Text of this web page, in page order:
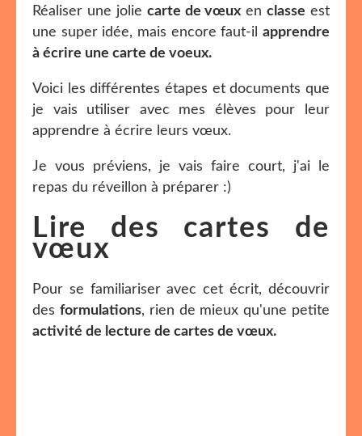
Réaliser une jolie carte de vœux enclasse est
une super idée, mais encore faut-il apprendre
à écrire une carte de voeux.
Voici les différentes étapes et documents que
je vais utiliser avec mes élèves pour leur
apprendre à écrire leurs vœux.
Je vous préviens, je vais faire court, j'ai le
repas du réveillon à préparer :)
Lire des cartes de
vœux
Pour se familiariser avec cet écrit, découvrir
des formulations, rien de mieux qu'une petite
activité de lecture de cartes de vœux.